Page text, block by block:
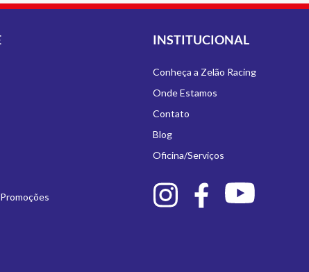
INSTITUCIONAL
Conheça a Zelão Racing
Onde Estamos
Contato
Blog
Oficina/Serviços